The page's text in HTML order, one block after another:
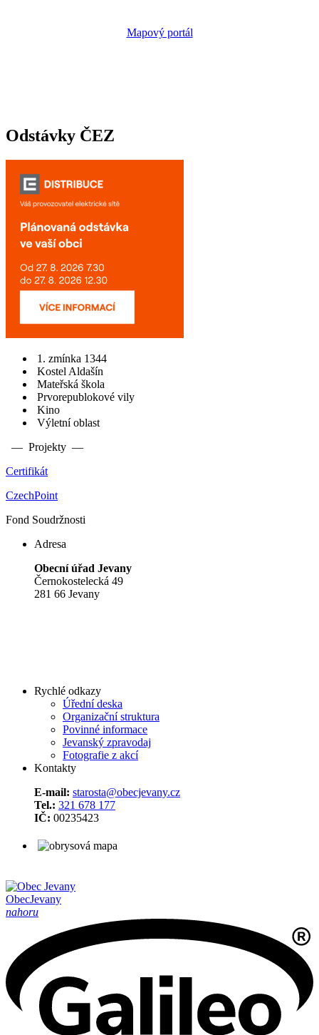
Mapový portál
Odstávky ČEZ
1. zmínka 1344
Kostel Aldašín
Mateřská škola
Prvorepublokové vily
Kino
Výletní oblast
— Projekty —
Certifikát
CzechPoint
Fond Soudržnosti
Adresa
Obecní úřad Jevany
Černokostelecká 49
281 66 Jevany
Rychlé odkazy
Úřední deska
Organizační struktura
Povinné informace
Jevanský zpravodaj
Fotografie z akcí
Kontakty
E-mail: starosta@obecjevany.cz
Tel.: 321 678 177
IČ: 00235423
ObecJevany
nahoru